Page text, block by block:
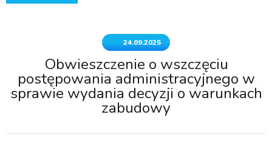
24.09.2025
Obwieszczenie o wszczęciu
postępowania administracyjnego w
sprawie wydania decyzji o warunkach
zabudowy